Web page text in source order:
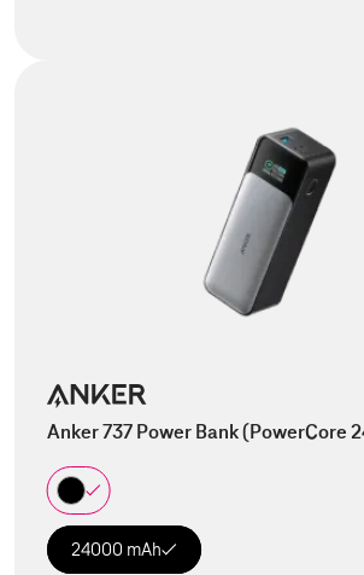
Anker 737 Power Bank (PowerCore
24000 mAh